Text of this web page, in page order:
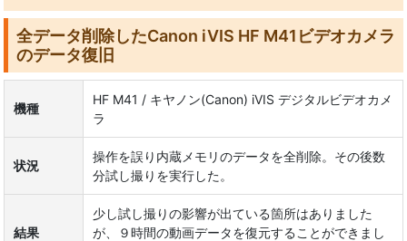
全データ削除したCanon iVIS HF M41ビデオカメラ
のデータ復旧
機種
HF M41 / キヤノン(Canon) iVIS デジタルビデオカメ
ラ
状況
操作を誤り内蔵メモリのデータを全削除。その後数
分試し撮りを実行した。
結果
少し試し撮りの影響が出ている箇所はありました
が、９時間の動画データを復元することができまし